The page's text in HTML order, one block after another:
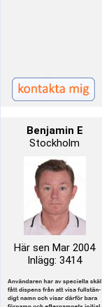
Benjamin E
Stockholm
Här sen Mar 2004
Inlägg: 3414